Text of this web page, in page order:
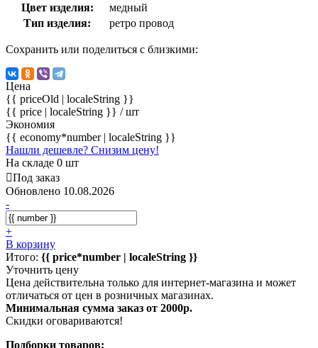
Цвет изделия:
медный
Тип изделия:
ретро провод
Сохранить или поделиться с близкими:
Цена
{{ priceOld | localeString }}
{{ price | localeString }} / шт
Экономия
{{ economy*number | localeString }}
Нашли дешевле? Снизим цену!
На складе 0 шт
Под заказ
Обновлено 10.08.2026
-
+
В корзину
Итого: {{ price*number | localeString }}
Уточнить цену
Цена действительна только для интернет-магазина и может
отличаться от цен в розничных магазинах.
Минимальная сумма заказ от 2000р.
Скидки оговариваются!
Подборки товаров: